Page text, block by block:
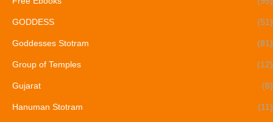
GODDESS (51)
Goddesses Stotram (81)
Group of Temples (12)
Gujarat (8)
Hanuman Stotram (11)